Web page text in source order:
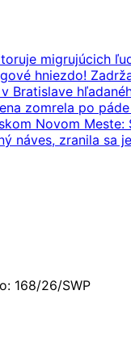
migrujúcich
hniezdo!
Bratislave
zomrela po
Novom Meste:
náves, zranila sa
168/26/SWP